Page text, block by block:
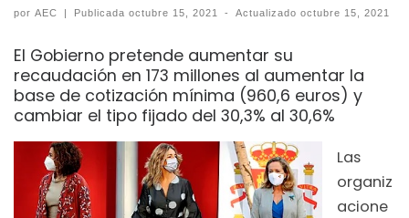
por AEC | Publicadaoctubre 15, 2021 - Actualizadooctubre 15, 2021
El Gobierno pretende aumentar su
recaudación en 173 millones al aumentar la
base de cotización mínima (960,6 euros) y
cambiar el tipo fijado del 30,3% al 30,6%
Las
organiz
acione